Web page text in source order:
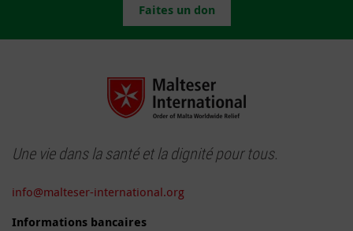
Faites un don
Une vie dans la santé et la dignité pour tous.
info@malteser-international.org
Informations bancaires